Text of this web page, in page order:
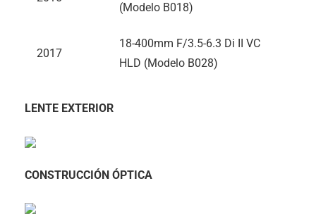
(Modelo B018)
2017
18-400mm F/3.5-6.3 Di II VC
HLD (Modelo B028)
LENTE EXTERIOR
CONSTRUCCIÓN ÓPTICA